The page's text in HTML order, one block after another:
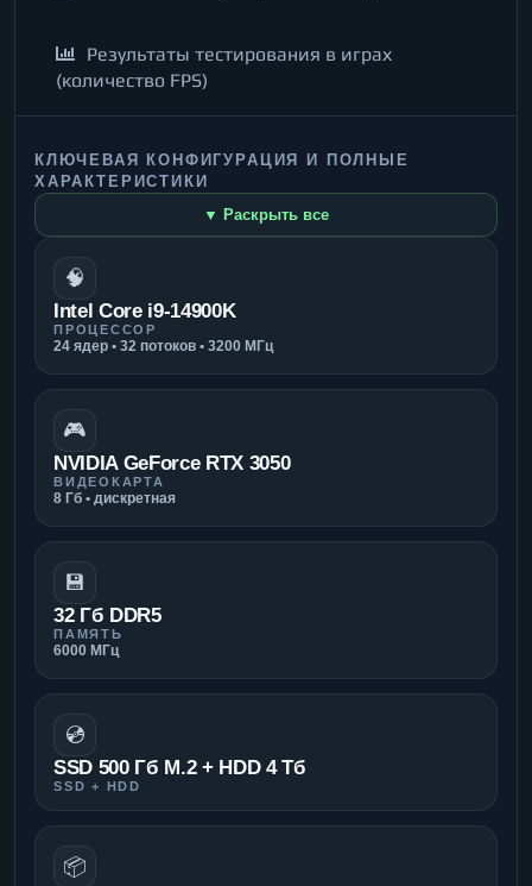
Результаты тестирования в играх
(количество FPS)
КЛЮЧЕВАЯ КОНФИГУРАЦИЯ И ПОЛНЫЕ
ХАРАКТЕРИСТИКИ
▼ Раскрыть все
🧠
Intel Core i9-14900K
ПРОЦЕССОР
24 ядер • 32 потоков • 3200 МГц
🎮
NVIDIA GeForce RTX 3050
ВИДЕОКАРТА
8 Гб • дискретная
💾
32 Гб DDR5
ПАМЯТЬ
6000 МГц
💿
SSD 500 Гб M.2 + HDD 4 Тб
SSD + HDD
📦